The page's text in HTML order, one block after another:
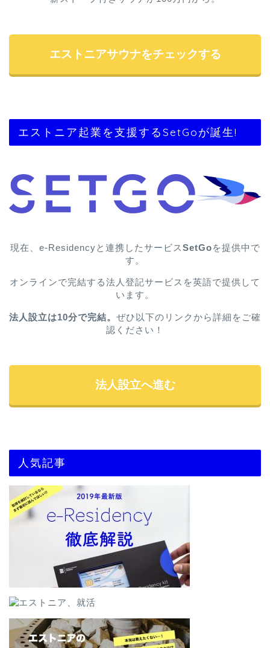
エストニアサウナをチェックする
エストニア起業を支援するSetGoが誕生!
現在、e-Residencyと連携したサービスSetGoを提供中で
す。
オンラインで完結する法人登記サービスを英語で提供して
います。
法人設立は10分で完結。 ぜひ以下のリンクから詳細をご確
認ください！
法人設立へ進む
人気記事